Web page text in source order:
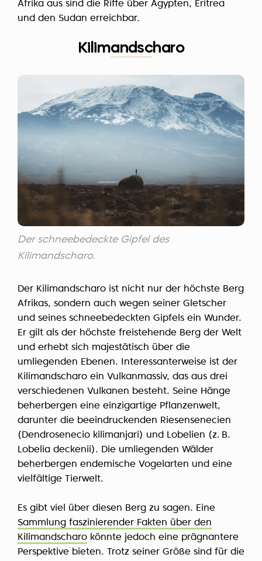
Afrika aus sind die Riffe über Ägypten, Eritrea
und den Sudan erreichbar.
Kilimandscharo
Der schneebedeckte Gipfel des
Kilimandscharo.
Der Kilimandscharo ist nicht nur der höchste Berg
Afrikas, sondern auch wegen seiner Gletscher
und seines schneebedeckten Gipfels ein Wunder.
Er gilt als der höchste freistehende Berg der Welt
und erhebt sich majestätisch über die
umliegenden Ebenen. Interessanterweise ist der
Kilimandscharo ein Vulkanmassiv, das aus drei
verschiedenen Vulkanen besteht. Seine Hänge
beherbergen eine einzigartige Pflanzenwelt,
darunter die beeindruckenden Riesensenecien
(Dendrosenecio kilimanjari) und Lobelien (z. B.
Lobelia deckenii). Die umliegenden Wälder
beherbergen endemische Vogelarten und eine
vielfältige Tierwelt.
Es gibt viel über diesen Berg zu sagen. Eine
Sammlung faszinierender Fakten über den
Kilimandscharo könnte jedoch eine prägnantere
Perspektive bieten. Trotz seiner Größe sind für die